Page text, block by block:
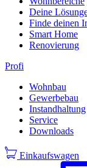
Deine
Finde deinen
Smart Home
Renovierung
Profi
Wohnbau
Gewerbebau
Instandhaltung
Service
Downloads
Einkaufswagen